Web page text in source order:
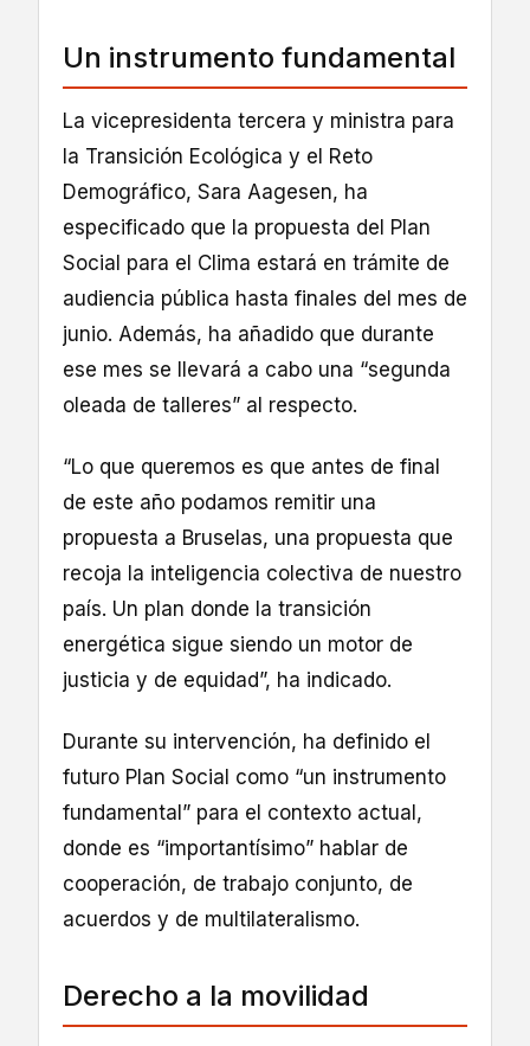
Un instrumento fundamental
La vicepresidenta tercera y ministra para
la Transición Ecológica y el Reto
Demográfico, Sara Aagesen, ha
especificado que la propuesta del Plan
Social para el Clima estará en trámite de
audiencia pública hasta finales del mes de
junio. Además, ha añadido que durante
ese mes se llevará a cabo una “segunda
oleada de talleres” al respecto.
“Lo que queremos es que antes de final
de este año podamos remitir una
propuesta a Bruselas, una propuesta que
recoja la inteligencia colectiva de nuestro
país. Un plan donde la transición
energética sigue siendo un motor de
justicia y de equidad”, ha indicado.
Durante su intervención, ha definido el
futuro Plan Social como “un instrumento
fundamental” para el contexto actual,
donde es “importantísimo” hablar de
cooperación, de trabajo conjunto, de
acuerdos y de multilateralismo.
Derecho a la movilidad